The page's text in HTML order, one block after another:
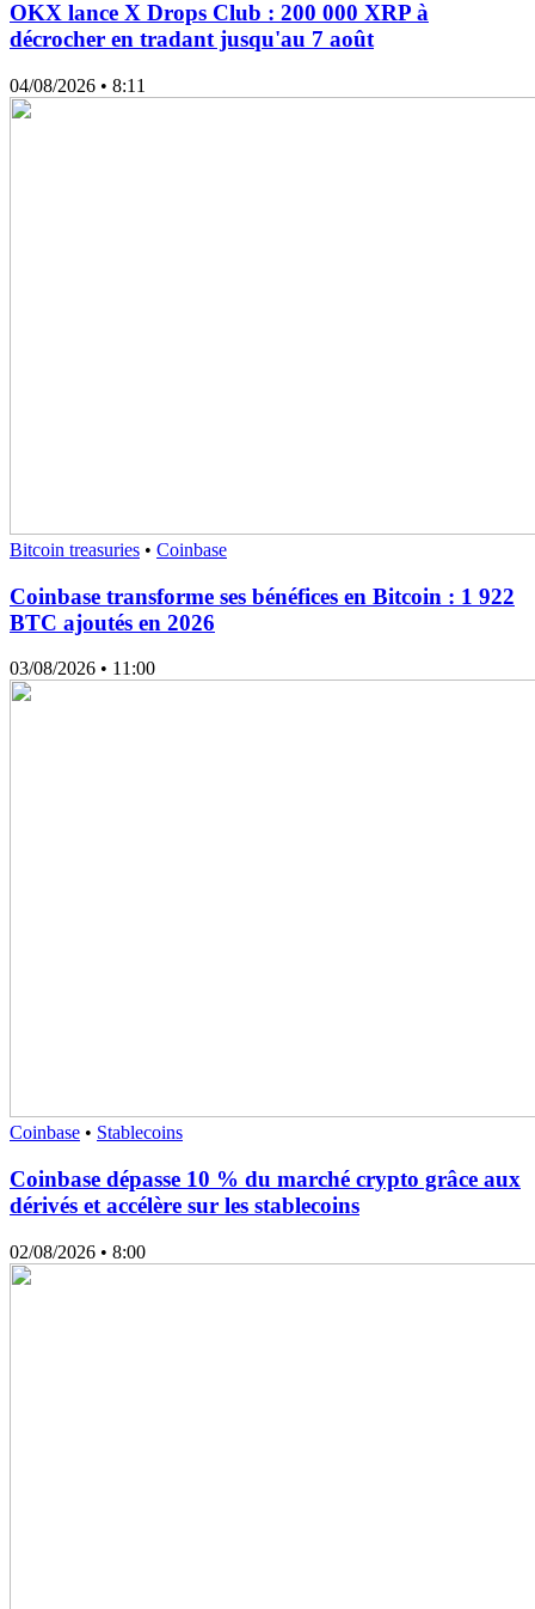
OKX lance X Drops Club : 200 000 XRP à
décrocher en tradant jusqu'au 7 août
04/08/2026 • 8:11
Bitcoin treasuries • Coinbase
Coinbase transforme ses bénéfices en Bitcoin : 1 922
BTC ajoutés en 2026
03/08/2026 • 11:00
Coinbase • Stablecoins
Coinbase dépasse 10 % du marché crypto grâce aux
dérivés et accélère sur les stablecoins
02/08/2026 • 8:00